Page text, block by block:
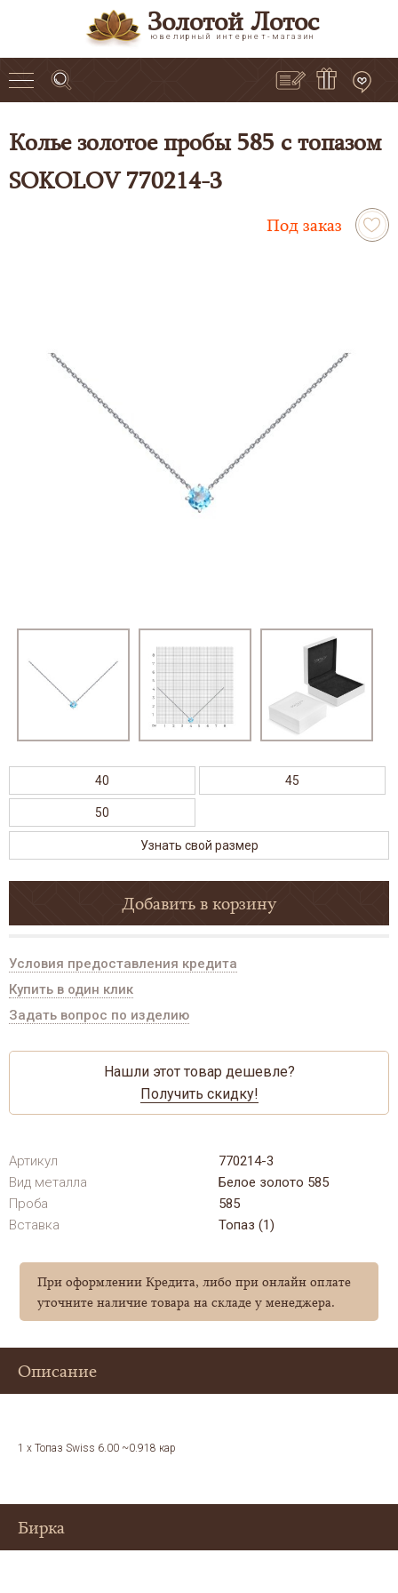
Золотой Лотос
ювелирный интернет-магазин
Колье золотое пробы 585 с топазом
SOKOLOV 770214-3
Под заказ
40 45
50
Узнать свой размер
Добавить в корзину
Условия предоставления кредита
Купить в один клик
Задать вопрос по изделию
Нашли этот товар дешевле?
Получить скидку!
Артикул
770214-3
Вид металла
Белое золото 585
Проба
585
Вставка
Топаз (1)
При оформлении Кредита, либо при онлайн оплате
уточните наличие товара на складе у менеджера.
Описание
1 x Топаз Swiss 6.00 ~0.918 кар
Бирка